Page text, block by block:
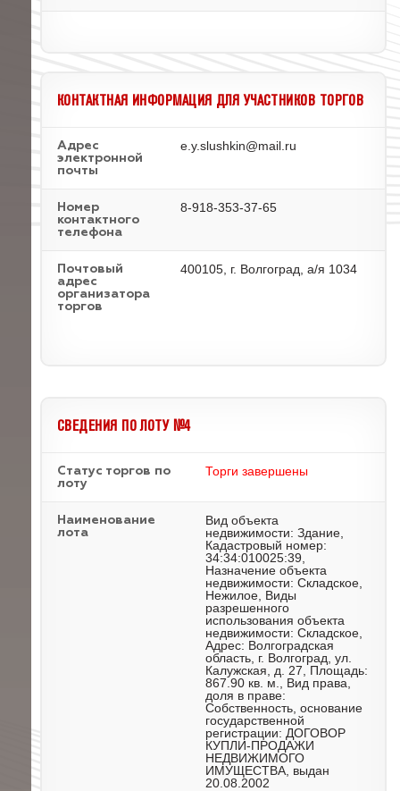
КОНТАКТНАЯ ИНФОРМАЦИЯ ДЛЯ УЧАСТНИКОВ ТОРГОВ
Адрес
электронной
почты
e.y.slushkin@mail.ru
Номер
контактного
телефона
8-918-353-37-65
Почтовый
адрес
организатора
торгов
400105, г. Волгоград, а/я 1034
СВЕДЕНИЯ ПО ЛОТУ №4
Статус торгов по
лоту
Торги завершены
Наименование
лота
Вид объекта
недвижимости: Здание,
Кадастровый номер:
34:34:010025:39,
Назначение объекта
недвижимости: Складское,
Нежилое, Виды
разрешенного
использования объекта
недвижимости: Складское,
Адрес: Волгоградская
область, г. Волгоград, ул.
Калужская, д. 27, Площадь:
867.90 кв. м., Вид права,
доля в праве:
Собственность, основание
государственной
регистрации: ДОГОВОР
КУПЛИ-ПРОДАЖИ
НЕДВИЖИМОГО
ИМУЩЕСТВА, выдан
20.08.2002